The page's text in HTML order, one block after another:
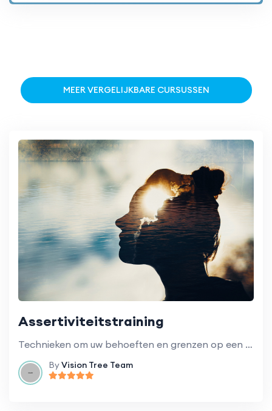
MEER VERGELIJKBARE CURSUSSEN
Assertiviteitstraining
Technieken om uw behoeften en grenzen op een gezonde en respectvolle manier te communiceren.
ByVision Tree Team